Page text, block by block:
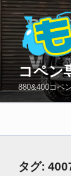
コ
ン
テ
ン
ツ
へ
ス
プ
コペン
880&400コペ
タグ: